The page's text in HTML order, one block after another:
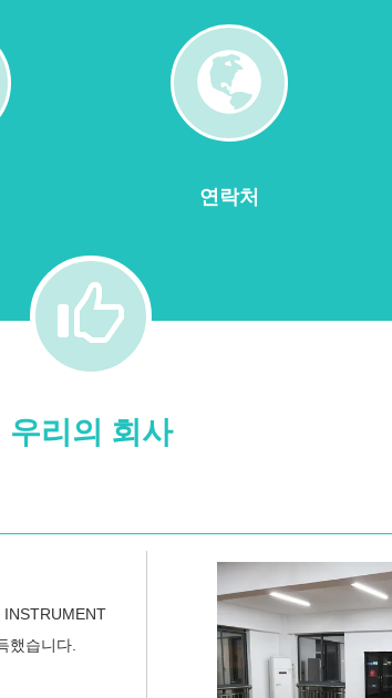
연락처
우리의 회사
했습니다.